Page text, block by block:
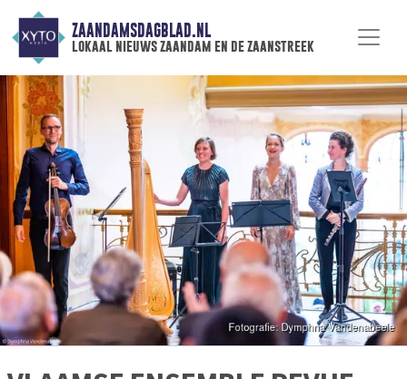
ZAANDAMSDAGBLAD.NL
lokaal nieuws zaandam en de zaanstreek